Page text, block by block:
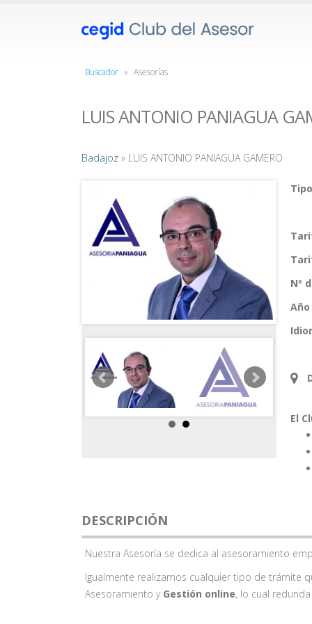
Buscador » Asesorías
LUIS ANTONIO PANIAGUA
Badajoz » LUIS ANTONIO PANIAGUA GAMERO
Nº
El
DESCRIPCIÓN
Nuestra Asesoría se dedica al asesoramiento
Igualmente realizamos cualquier tipo de trámite
Asesoramiento yGestión online, lo cual